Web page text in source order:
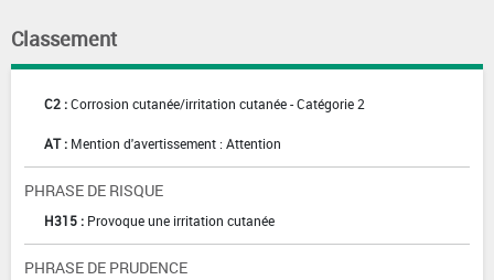
Classement
C2 :Corrosion cutanée/irritation cutanée - Catégorie 2
AT : Mention d'avertissement : Attention
PHRASE DE RISQUE
H315 : Provoque une irritation cutanée
PHRASE DE PRUDENCE